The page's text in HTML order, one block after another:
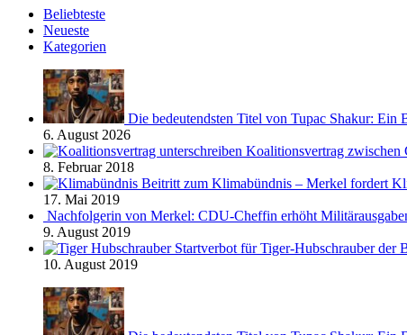
Beliebteste
Neueste
Kategorien
Die bedeutendsten Titel von Tupac Shakur:
6. August 2026
Koalitionsvertrag
8. Februar 2018
Beitritt zum Klimabündnis – Merkel fordert
17. Mai 2019
Nachfolgerin von Merkel: CDU-Cheffin erhöht
9. August 2019
Startverbot für Tiger-Hubschrauber der
10. August 2019